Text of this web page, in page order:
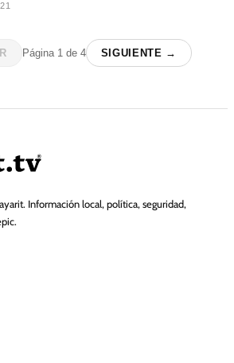
Página 1de 4 SIGUIENTE →
Información local, política, seguridad,